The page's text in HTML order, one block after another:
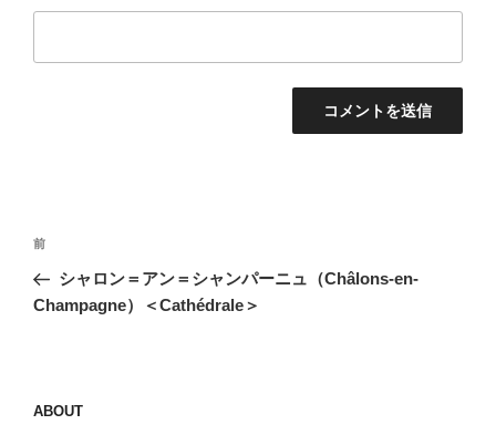
投
ナ
シ
前
の
投
前
シャロン＝アン＝シャンパーニュ（Châlons-en-
Champagne）＜Cathédrale＞
ABOUT